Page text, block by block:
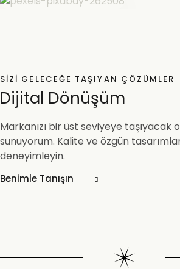
SIZI GELECEĞE TAŞIYAN ÇÖZÜMLER
Dijital Dönüşüm
Markanızı bir üst seviyeye taşıyacak
sunuyorum. Kalite ve özgün
deneyimleyin.
Benimle Tanışın